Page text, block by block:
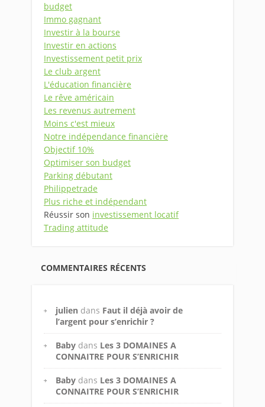
budget
Immo gagnant
Investir à la bourse
Investir en actions
Investissement petit prix
Le club argent
L'éducation financière
Le rêve américain
Les revenus autrement
Moins c'est mieux
Notre indépendance financière
Objectif 10%
Optimiser son budget
Parking débutant
Philippetrade
Plus riche et indépendant
Réussir son investissement locatif
Trading attitude
COMMENTAIRES RÉCENTS
julien dans Faut il déjà avoir de
l’argent pour s’enrichir ?
Baby dans Les 3 DOMAINES A
CONNAITRE POUR S’ENRICHIR
Baby dans Les 3 DOMAINES A
CONNAITRE POUR S’ENRICHIR